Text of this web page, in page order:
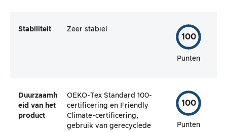
Stabiliteit Zeer stabiel
100
Punten
Duurzaamh
eid van het
product
OEKO-Tex Standard 100-
certificering en Friendly
Climate-certificering,
gebruik van gerecyclede
100
Punten